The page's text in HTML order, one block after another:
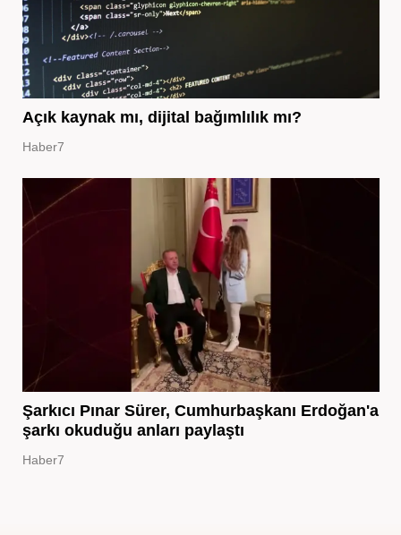
Açık kaynak mı, dijital bağımlılık mı?
Haber7
Şarkıcı Pınar Sürer, Cumhurbaşkanı Erdoğan'a
şarkı okuduğu anları paylaştı
Haber7